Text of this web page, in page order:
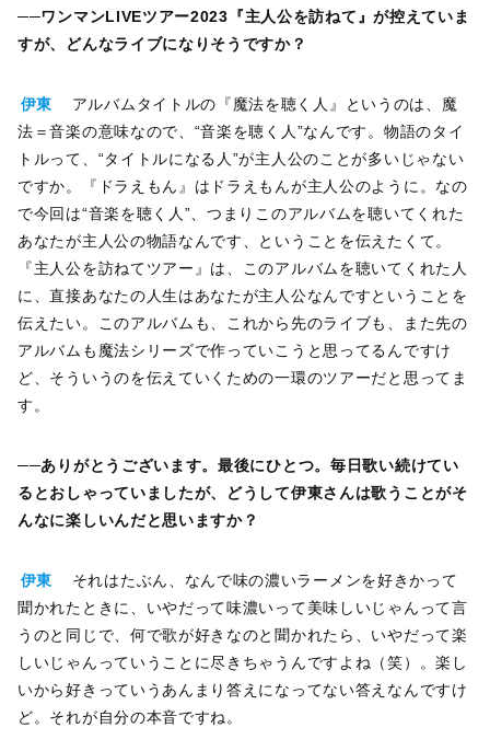
──ワンマンLIVEツアー2023『主人公を訪ねて』が控えていま
すが、どんなライブになりそうですか？
伊東
アルバムタイトルの『魔法を聴く人』というのは、魔
法＝音楽の意味なので、“音楽を聴く人”なんです。物語のタイ
トルって、“タイトルになる人”が主人公のことが多いじゃない
ですか。『ドラえもん』はドラえもんが主人公のように。なの
で今回は“音楽を聴く人”、つまりこのアルバムを聴いてくれた
あなたが主人公の物語なんです、ということを伝えたくて。
『主人公を訪ねてツアー』は、このアルバムを聴いてくれた人
に、直接あなたの人生はあなたが主人公なんですということを
伝えたい。このアルバムも、これから先のライブも、また先の
アルバムも魔法シリーズで作っていこうと思ってるんですけ
ど、そういうのを伝えていくための一環のツアーだと思ってま
す。
──ありがとうございます。最後にひとつ。毎日歌い続けてい
るとおしゃっていましたが、どうして伊東さんは歌うことがそ
んなに楽しいんだと思いますか？
伊東
それはたぶん、なんで味の濃いラーメンを好きかって
聞かれたときに、いやだって味濃いって美味しいじゃんって言
うのと同じで、何で歌が好きなのと聞かれたら、いやだって楽
しいじゃんっていうことに尽きちゃうんですよね（笑）。楽し
いから好きっていうあんまり答えになってない答えなんですけ
ど。それが自分の本音ですね。